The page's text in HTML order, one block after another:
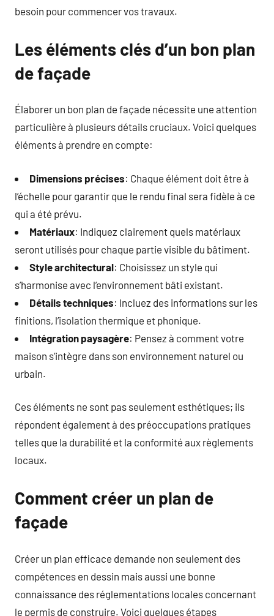
besoin pour commencer vos travaux.
Les éléments clés d’un bon plan
de façade
Élaborer un bon plan de façade nécessite une attention
particulière à plusieurs détails cruciaux. Voici quelques
éléments à prendre en compte:
Dimensions précises: Chaque élément doit être à
l’échelle pour garantir que le rendu final sera fidèle à ce
qui a été prévu.
Matériaux: Indiquez clairement quels matériaux
seront utilisés pour chaque partie visible du bâtiment.
Style architectural: Choisissez un style qui
s’harmonise avec l’environnement bâti existant.
Détails techniques: Incluez des informations sur les
finitions, l’isolation thermique et phonique.
Intégration paysagère: Pensez à comment votre
maison s’intègre dans son environnement naturel ou
urbain.
Ces éléments ne sont pas seulement esthétiques; ils
répondent également à des préoccupations pratiques
telles que la durabilité et la conformité aux règlements
locaux.
Comment créer un plan de
façade
Créer un plan efficace demande non seulement des
compétences en dessin mais aussi une bonne
connaissance des réglementations locales concernant
le permis de construire. Voici quelques étapes